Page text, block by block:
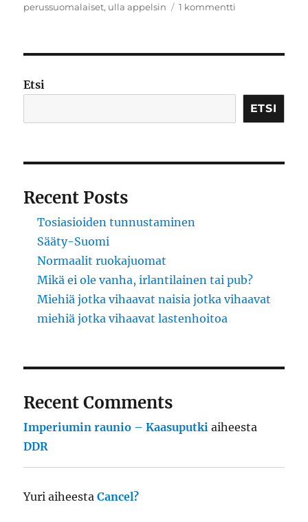
perussuomalaiset, ulla appelsin 1 kommentti
Etsi
ETSI
Recent Posts
Tosiasioiden tunnustaminen
Sääty-Suomi
Normaalit ruokajuomat
Mikä ei ole vanha, irlantilainen tai pub?
Miehiä jotka vihaavat naisia jotka vihaavat
miehiä jotka vihaavat lastenhoitoa
Recent Comments
Imperiumin raunio – Kaasuputki aiheesta
DDR
Yuri aiheestaCancel?